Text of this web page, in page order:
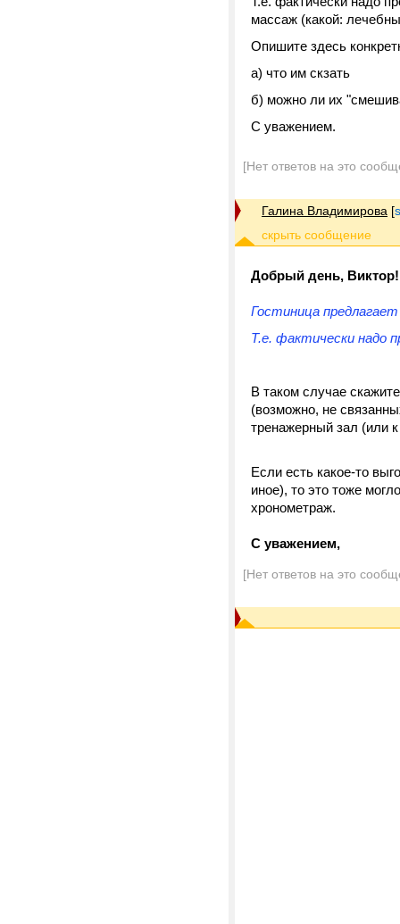
массаж (какой:
Опишите здесь
а) что им скзать
б) можно ли их
С уважением.
[Нет ответов на это
Галина Владимирова [
Добрый день, Виктор!
Гостиница
Т.е. фактически надо
В таком случае
(возможно, не
тренажерный зал (или
Если есть какое-то
иное), то это тоже
хронометраж.
С уважением,
[Нет ответов на это